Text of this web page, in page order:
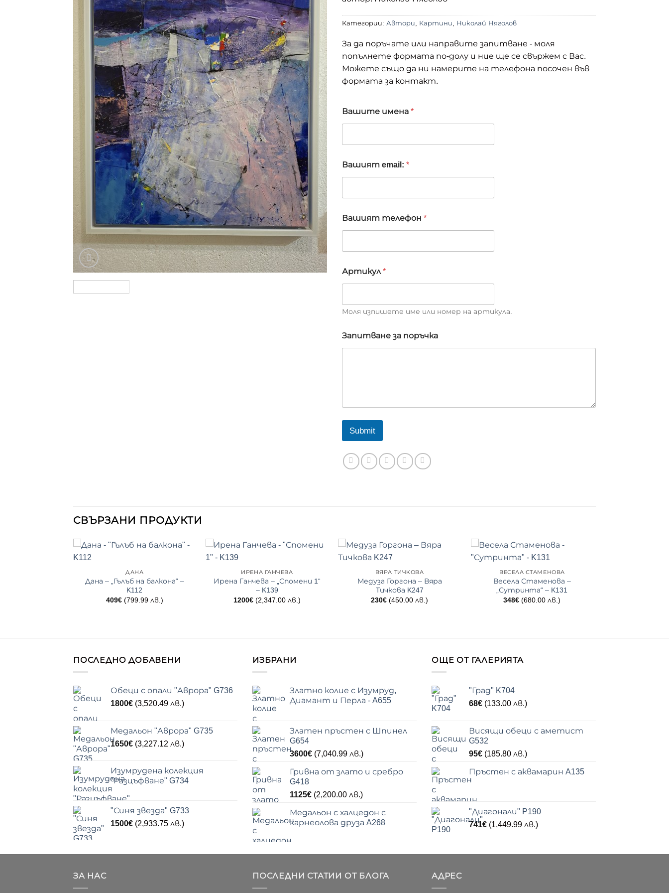
Категории: Автори Картини Николай Няголов
За да поръчате или направите запитване - моля
попълнете формата по-долу и ние ще се свържем с Вас.
Можете също да ни намерите на телефона посочен във
формата за контакт.
Вашите имена *
В
а
т
Вашият email: *
Вашият телефон *
Артикул *
Моля изпишете име или номер на артикула.
Запитване за поръчка
Submit
СВЪРЗАНИ ПРОДУКТИ
ДАНА
Дана – „Гълъб на балкона“ –
K112
409€ (799.99 лв.)
ИРЕНА ГАНЧЕВА
Ирена Ганчева – „Спомени 1“
– K139
1200€ (2,347.00 лв.)
ВЯРА ТИЧКОВА
Медуза Горгона – Вяра
Тичкова K247
230€ (450.00 лв.)
ВЕСЕЛА СТАМЕНОВА
Весела Стаменова –
„Сутринта“ – K131
348€ (680.00 лв.)
ПОСЛЕДНО ДОБАВЕНИ
Обеци с опали "Аврора" G736
1800€ (3,520.49 лв.)
Медальон "Аврора" G735
1650€ (3,227.12 лв.)
Изумрудена колекция
"Разцъфване" G734
"Синя звезда" G733
1500€ (2,933.75 лв.)
ИЗБРАНИ
Златно колие с Изумруд,
Диамант и Перла - A655
Златен пръстен с Шпинел
G654
3600€ (7,040.99 лв.)
Гривна от злато и сребро
G418
1125€ (2,200.00 лв.)
Медальон с халцедон с
карнеолова друза A268
ОЩЕ ОТ ГАЛЕРИЯТА
"Град" K704
68€ (133.00 лв.)
Висящи обеци с аметист
G532
95€ (185.80 лв.)
Пръстен с аквамарин A135
"Диагонали" P190
741€ (1,449.99 лв.)
ЗА НАС ПОСЛЕДНИ СТАТИИ ОТ БЛОГА АДРЕС